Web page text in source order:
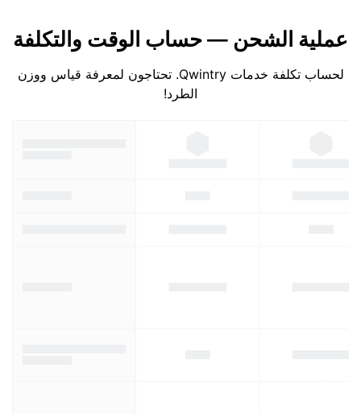
عملية الشحن — حساب الوقت والتكلفة
لحساب تكلفة خدمات Qwintry. تحتاجون لمعرفة قياس ووزن
الطرد!